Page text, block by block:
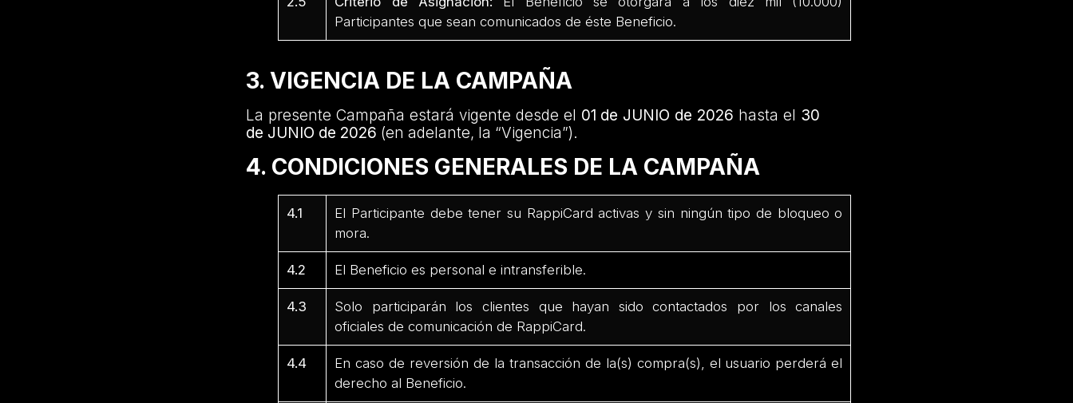
Participantes que sean comunicados de éste Beneficio.
3. VIGENCIA DE LA CAMPAÑA
La presente Campaña estará vigente desde el 01 de JUNIO de 2026 hasta el 30
de JUNIO de 2026 (en adelante, la “Vigencia”).
4. CONDICIONES GENERALES DE LA CAMPAÑA
4.1
El Participante debe tener su RappiCard activas y sin ningún tipo de bloqueo o
mora.
4.2 El Beneficio es personal e intransferible.
4.3
Solo participarán los clientes que hayan sido contactados por los canales
oficiales de comunicación de RappiCard.
4.4
En caso de reversión de la transacción de la(s) compra(s), el usuario perderá el
derecho al Beneficio.